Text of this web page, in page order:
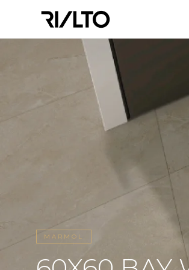
MARMOL